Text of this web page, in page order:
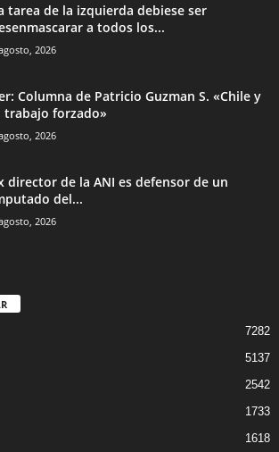
tarea de la izquierda debiese ser
a todos los...
2026
Columna de Patricio Guzman S. «Chile y
trabajo forzado»
2026
director de la ANI es defensor de un
del...
2026
7282
5137
2542
1733
1618